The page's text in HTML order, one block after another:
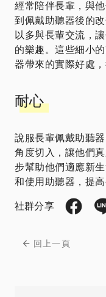
經常陪伴長輩，與
到佩戴助聽器後的
以多與長輩交流，
的樂趣。這些細小
器帶來的實際好處
耐心
說服長輩佩戴助聽
角度切入，讓他們
步幫助他們適應新
和使用助聽器，提高
社群分享
回上一頁